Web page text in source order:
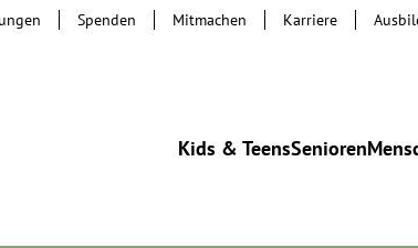
Kids & TeensSenioren
Spenden Mitmachen Karriere